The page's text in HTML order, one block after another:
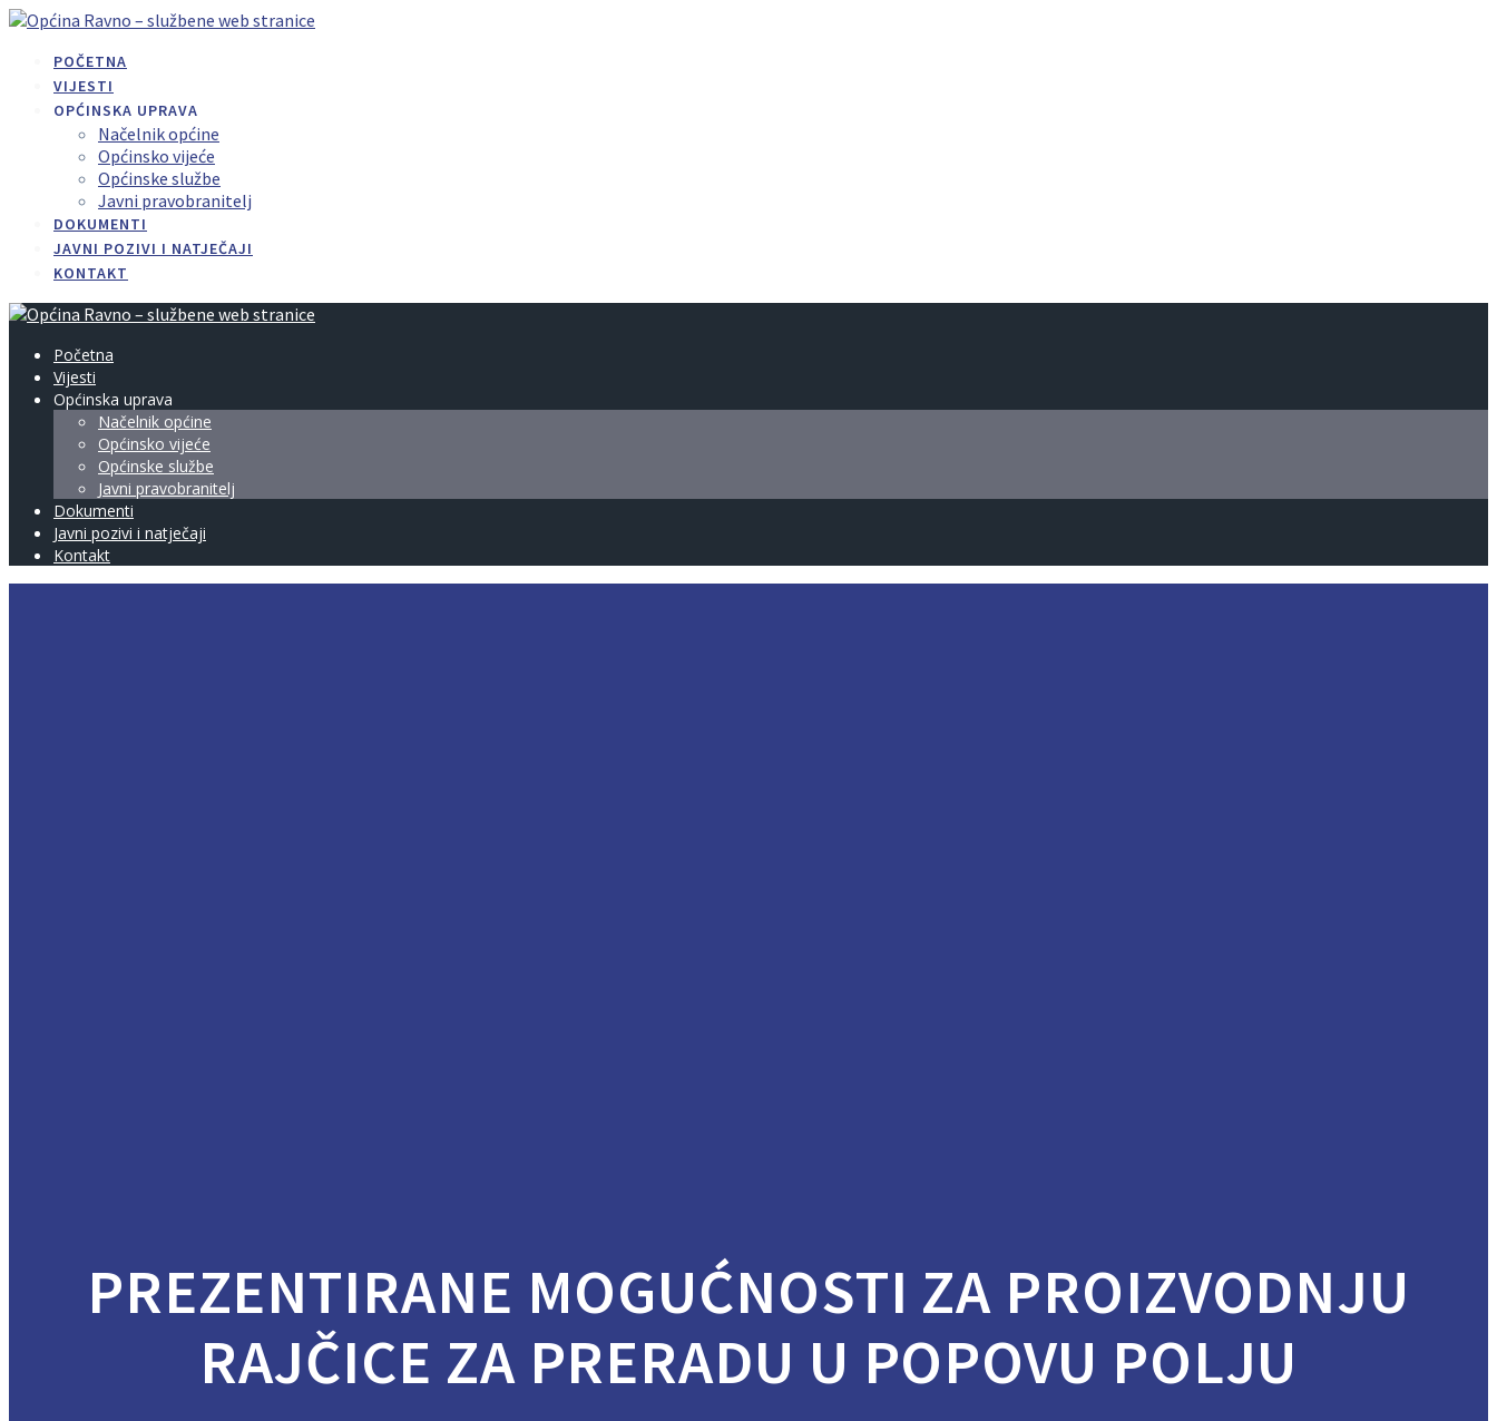
Skip
contentPOČETNA
VIJESTI
OPĆINSKA UPRAVA
Načelnik općine
Općinsko vijeće
Općinske službe
Javni pravobranitelj
DOKUMENTI
JAVNI POZIVI I NATJEČAJI
KONTAKT
Početna
Vijesti
Općinska uprava
Načelnik općine
Općinsko vijeće
Općinske službe
Javni pravobranitelj
Dokumenti
Javni pozivi i natječaji
Kontakt
PREZENTIRANE MOGUĆNOSTI ZA PROIZVODNJU
RAJČICE ZA PRERADU U POPOVU POLJU